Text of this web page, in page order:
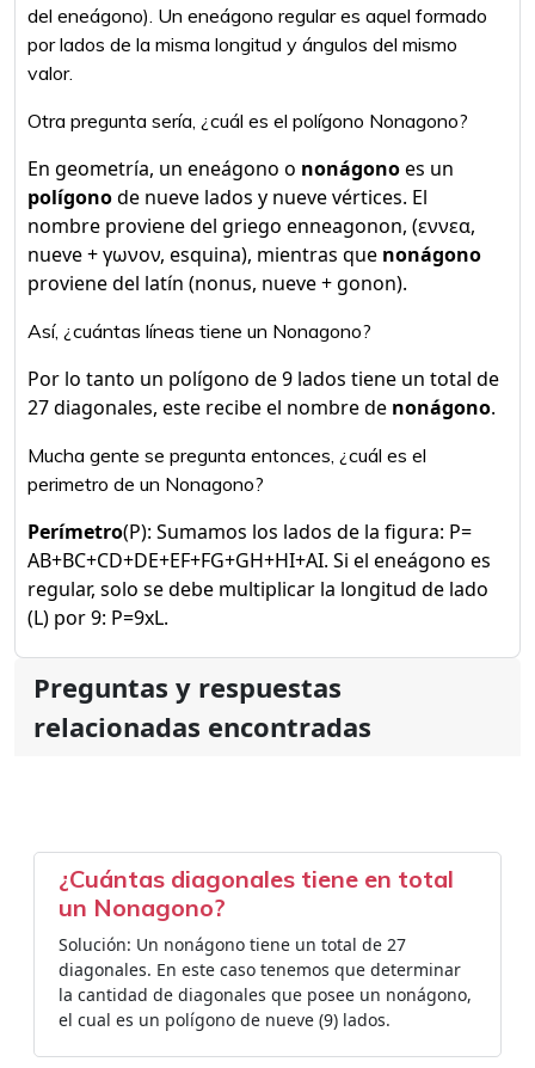
del eneágono). Un eneágono regular es aquel formado
por lados de la misma longitud y ángulos del mismo
valor.
Otra pregunta sería, ¿cuál es el polígono Nonagono?
En geometría, un eneágono o nonágonoes un
polígonode nueve lados y nueve vértices. El
nombre proviene del griego enneagonon, (εννεα,
nueve + γωνον, esquina), mientras que nonágono
proviene del latín (nonus, nueve + gonon).
Así, ¿cuántas líneas tiene un Nonagono?
Por lo tanto un polígono de 9 lados tiene un total de
27 diagonales, este recibe el nombre de nonágono.
Mucha gente se pregunta entonces, ¿cuál es el
perimetro de un Nonagono?
Perímetro(P): Sumamos los lados de la figura: P=
AB+BC+CD+DE+EF+FG+GH+HI+AI. Si el eneágono es
regular, solo se debe multiplicar la longitud de lado
(L) por 9: P=9xL.
Preguntas y respuestas
relacionadas encontradas
¿Cuántas diagonales tiene en total
un Nonagono?
Solución: Un nonágono tiene un total de 27
diagonales. En este caso tenemos que determinar
la cantidad de diagonales que posee un nonágono,
el cual es un polígono de nueve (9) lados.